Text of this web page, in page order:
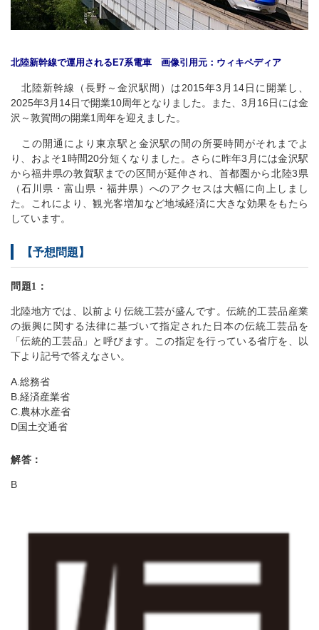
北陸新幹線で運用されるE7系電車 画像引用元：ウィキペディア
北陸新幹線（長野～金沢駅間）は2015年3月14日に開業し、
2025年3月14日で開業10周年となりました。また、3月16日には金
沢～敦賀間の開業1周年を迎えました。
この開通により東京駅と金沢駅の間の所要時間がそれまでよ
り、およそ1時間20分短くなりました。さらに昨年3月には金沢駅
から福井県の敦賀駅までの区間が延伸され、首都圏から北陸3県
（石川県・富山県・福井県）へのアクセスは大幅に向上しまし
た。これにより、観光客増加など地域経済に大きな効果をもたら
しています。
【予想問題】
問題1：
北陸地方では、以前より伝統工芸が盛んです。伝統的工芸品産業
の振興に関する法律に基づいて指定された日本の伝統工芸品を
「伝統的工芸品」と呼びます。この指定を行っている省庁を、以
下より記号で答えなさい。
A.総務省
B.経済産業省
C.農林水産省
D国土交通省
解答：
B